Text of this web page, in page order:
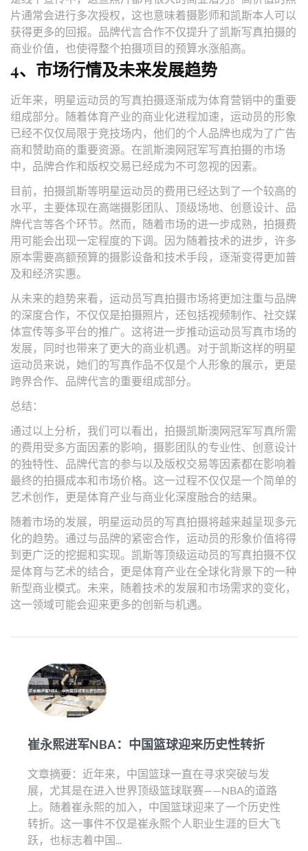
片通常会进行多次授权，这也意味着摄影师和凯斯本人可以
获得更多的回报。品牌代言合作不仅提升了凯斯写真拍摄的
商业价值，也使得整个拍摄项目的预算水涨船高。
4、市场行情及未来发展趋势
近年来，明星运动员的写真拍摄逐渐成为体育营销中的重要
组成部分。随着体育产业的商业化进程加速，运动员的形象
已经不仅仅局限于竞技场内，他们的个人品牌也成为了广告
商和赞助商的重要资源。在凯斯澳网冠军写真拍摄的市场
中，品牌合作和版权交易已经成为不可忽视的因素。
目前，拍摄凯斯等明星运动员的费用已经达到了一个较高的
水平，主要体现在高端摄影团队、顶级场地、创意设计、品
牌代言等各个环节。然而，随着市场的进一步成熟，拍摄费
用可能会出现一定程度的下调。因为随着技术的进步，许多
原本需要高额预算的摄影设备和技术手段，逐渐变得更加普
及和经济实惠。
从未来的趋势来看，运动员写真拍摄市场将更加注重与品牌
的深度合作，不仅仅是拍摄照片，还包括视频制作、社交媒
体宣传等多平台的推广。这将进一步推动运动员写真市场的
发展，同时也带来了更大的商业机遇。对于凯斯这样的明星
运动员来说，她们的写真作品不仅是个人形象的展示，更是
跨界合作、品牌代言的重要组成部分。
总结：
通过以上分析，我们可以看出，拍摄凯斯澳网冠军写真所需
的费用受多方面因素的影响，摄影团队的专业性、创意设计
的独特性、品牌代言的参与以及版权交易等因素都在影响着
最终的拍摄成本和市场价格。这一过程不仅仅是一个简单的
艺术创作，更是体育产业与商业化深度融合的结果。
随着市场的发展，明星运动员的写真拍摄将越来越呈现多元
化的趋势。通过与品牌的紧密合作，运动员的形象价值将得
到更广泛的挖掘和实现。凯斯等顶级运动员的写真拍摄不仅
是体育与艺术的结合，更是体育产业在全球化背景下的一种
新型商业模式。未来，随着技术的发展和市场需求的变化，
这一领域可能会迎来更多的创新与机遇。
崔永熙进军NBA：中国篮球迎来历史性转折
文章摘要：近年来，中国篮球一直在寻求突破与发
展，尤其是在进入世界顶级篮球联赛——NBA的道路
上。随着崔永熙的加入，中国篮球迎来了一个历史性
转折。这一事件不仅是崔永熙个人职业生涯的巨大飞
跃，也标志着中国...